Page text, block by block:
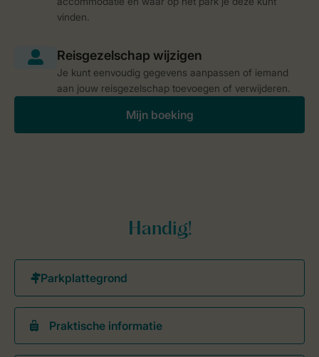
vinden.
Je kunt eenvoudig gegevens aanpassen of iemand
aan jouw reisgezelschap toevoegen of verwijderen.
Mijn boeking
Handig!
Praktische informatie